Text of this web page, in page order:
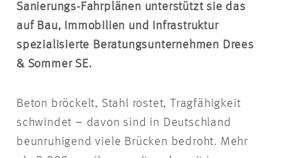
Sanierungs-Fahrplänen unterstützt sie das
auf Bau, Immobilien und Infrastruktur
spezialisierte Beratungsunternehmen Drees
& Sommer SE.
Beton bröckelt, Stahl rostet, Tragfähigkeit
schwindet – davon sind in Deutschland
beunruhigend viele Brücken bedroht. Mehr